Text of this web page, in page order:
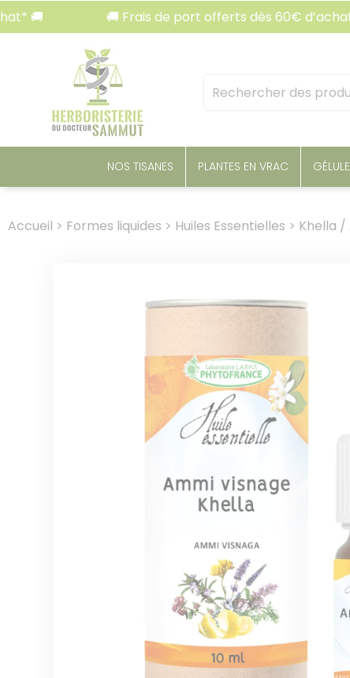
🚚 Frais de port offerts dès 60€ d’achat* 🚚
Mots
clés
NOS TISANES PLANTES EN VRAC
Accueil > Formes liquides > Huiles Essentielles > Khella /
Panneau de gestion des cookies